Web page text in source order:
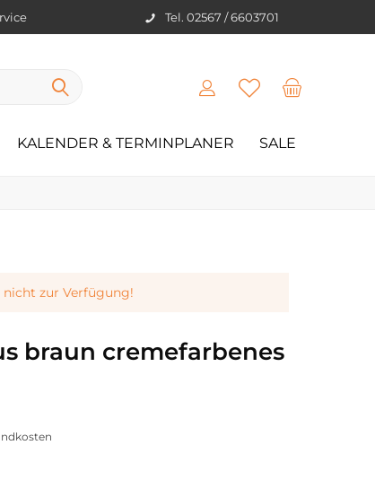
Tel. 02567 / 6603701
KALENDER & TERMINPLANER SALE
zur Verfügung!
braun cremefarbenes